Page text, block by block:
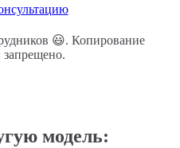
модель: